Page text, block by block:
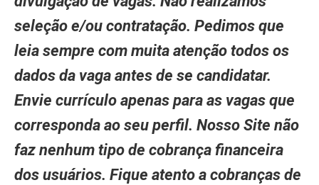
seleção e/ou contratação. Pedimos que
leia sempre com muita atenção todos os
dados da vaga antes de se candidatar.
Envie currículo apenas para as vagas que
corresponda ao seu perfil. Nosso Site não
faz nenhum tipo de cobrança financeira
dos usuários. Fique atento a cobranças de